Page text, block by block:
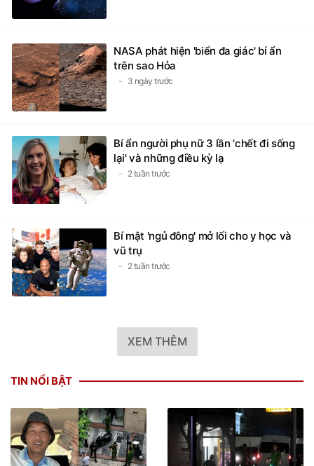
NASA phát hiện 'biển đa giác' bí ẩn
trên sao Hỏa
3 ngày trước
Bí ẩn người phụ nữ 3 lần 'chết đi sống
lại' và những điều kỳ lạ
2 tuần trước
Bí mật 'ngủ đông' mở lối cho y học và
vũ trụ
2 tuần trước
XEM THÊM
TIN NỔI BẬT